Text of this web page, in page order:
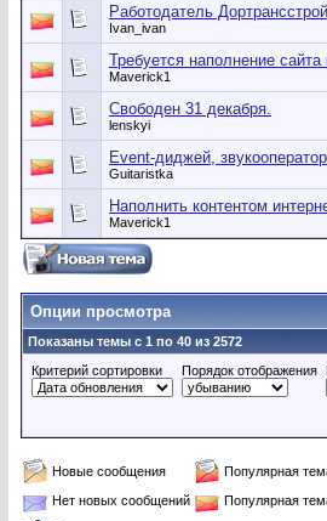
Работодатель Дортрансстрой
Ivan_ivan
Требуется наполнение сайта
Maverick1
Свободен 31 декабря.
lenskyi
Event-диджей,
Guitaristka
Наполнить контентом
Maverick1
Опции просмотра
Показаны темы с 1 по 40 из 2572
Критерий сортировки
Порядок отображения
Новые сообщения
Популярная
Нет новых сообщений
Популярная